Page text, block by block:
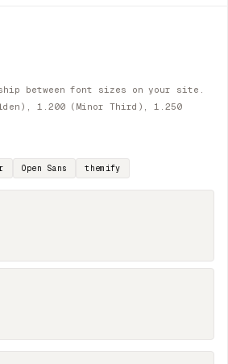
between font sizes on your site.
1.200 (Minor Third), 1.250
Open Sans themify